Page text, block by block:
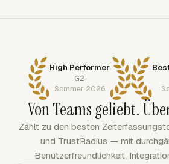
High Performer
G2
Sommer 2026
Von Teams geliebt.
Zählt zu den besten
und TrustRadius — mit
Benutzerfreundlichkeit,